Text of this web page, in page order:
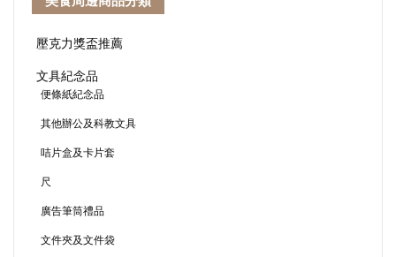
壓克力獎盃推薦
文具紀念品
便條紙紀念品
其他辦公及科教文具
咭片盒及卡片套
尺
廣告筆筒禮品
文件夾及文件袋